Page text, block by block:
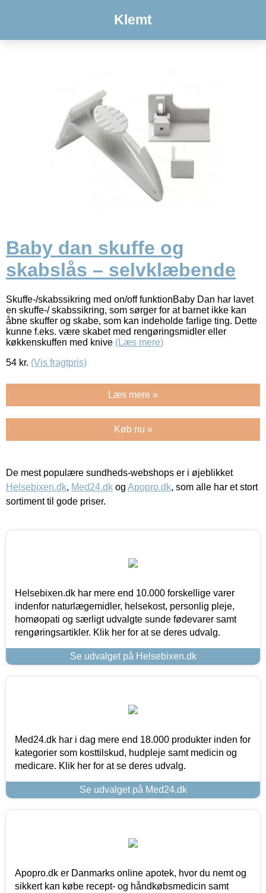
Klemt
Baby dan skuffe og
skabslås – selvklæbende
Skuffe-/skabssikring med on/off funktionBaby Dan har lavet
en skuffe-/ skabssikring, som sørger for at barnet ikke kan
åbne skuffer og skabe, som kan indeholde farlige ting. Dette
kunne f.eks. være skabet med rengøringsmidler eller
køkkenskuffen med knive (Læs mere)
54 kr. (Vis fragtpris)
Læs mere »
Køb nu »
De mest populære sundheds-webshops er i øjeblikket
Helsebixen.dk, Med24.dk og Apopro.dk, som alle har et stort
sortiment til gode priser.
Helsebixen.dk har mere end 10.000 forskellige varer
indenfor naturlægemidler, helsekost, personlig pleje,
homøopati og særligt udvalgte sunde fødevarer samt
rengøringsartikler. Klik her for at se deres udvalg.
Se udvalget på Helsebixen.dk
Med24.dk har i dag mere end 18.000 produkter inden for
kategorier som kosttilskud, hudpleje samt medicin og
medicare. Klik her for at se deres udvalg.
Se udvalget på Med24.dk
Apopro.dk er Danmarks online apotek, hvor du nemt og
sikkert kan købe recept- og håndkøbsmedicin samt